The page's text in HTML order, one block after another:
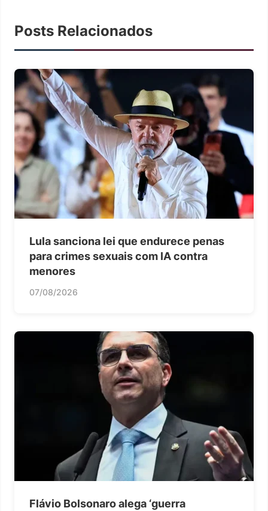
Posts Relacionados
Lula sanciona lei que endurece penas
para crimes sexuais com IA contra
menores
07/08/2026
Flávio Bolsonaro alega ‘guerra